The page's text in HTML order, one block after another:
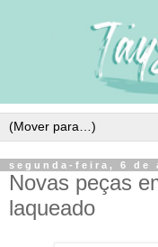
segunda-feira, 6 de
Novas peças
laqueado